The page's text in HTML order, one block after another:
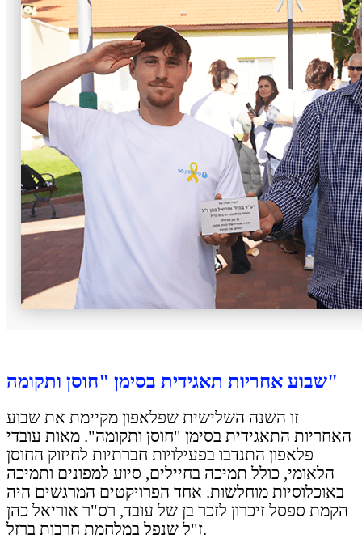
שבוע אחריות תאגידית בסימן "חוסן ותקומה"
זו השנה השלישית שפלאפון מקיימת את שבוע
האחריות התאגידית בסימן "חוסן ותקומה". מאות עובדי
פלאפון התנדבו בפעילויות חברתיות לחיזוק החוסן
הלאומי, כולל תמיכה בחיילים, סיוע למפונים ותמיכה
באוכלוסיות מוחלשות. אחד הפרויקטים המרגשים היה
הקמת ספסל זיכרון לזכר בן של עובד, רס"ר אוריאל כהן
ז"ל שנפל במלחמת חרבות ברזל.